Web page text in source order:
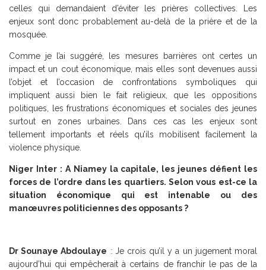
celles qui demandaient d’éviter les prières collectives. Les
enjeux sont donc probablement au-delà de la prière et de la
mosquée.
Comme je l’ai suggéré, les mesures barrières ont certes un
impact et un cout économique, mais elles sont devenues aussi
l’objet et l’occasion de confrontations symboliques qui
impliquent aussi bien le fait religieux, que les oppositions
politiques, les frustrations économiques et sociales des jeunes
surtout en zones urbaines. Dans ces cas les enjeux sont
tellement importants et réels qu’ils mobilisent facilement la
violence physique.
Niger Inter : A Niamey la capitale, les jeunes défient les
forces de l’ordre dans les quartiers. Selon vous est-ce la
situation économique qui est intenable ou des
manœuvres politiciennes des opposants ?
Dr Sounaye Abdoulaye : Je crois qu’il y a un jugement moral
aujourd’hui qui empêcherait à certains de franchir le pas de la